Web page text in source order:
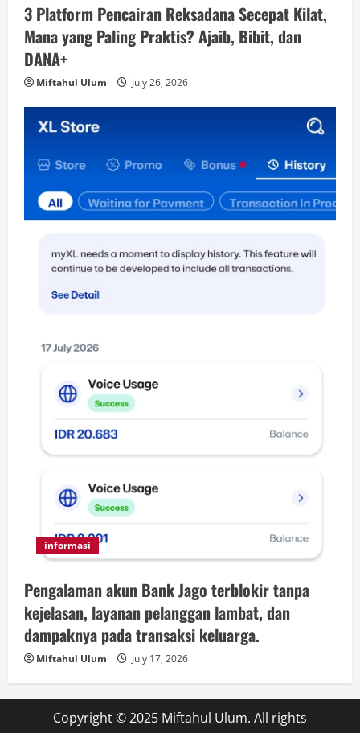
3 Platform Pencairan Reksadana Secepat Kilat,
Mana yang Paling Praktis? Ajaib, Bibit, dan
DANA+
Miftahul Ulum July 26, 2026
informasi
Pengalaman akun Bank Jago terblokir tanpa
kejelasan, layanan pelanggan lambat, dan
dampaknya pada transaksi keluarga.
Miftahul Ulum July 17, 2026
Copyright © 2025 Miftahul Ulum. All rights